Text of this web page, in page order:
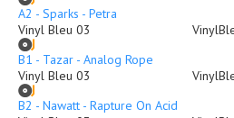
A2 - Sparks - Petra
Vinyl Bleu 03
B1 - Tazar - Analog Rope
Vinyl Bleu 03
B2 - Nawatt - Rapture On Acid